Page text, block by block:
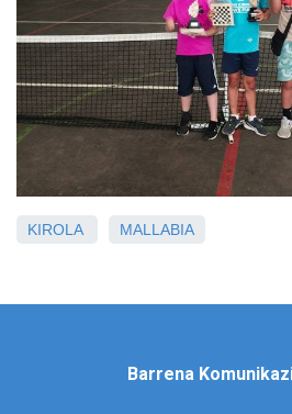
KIROLA MALLABIA
Barrena